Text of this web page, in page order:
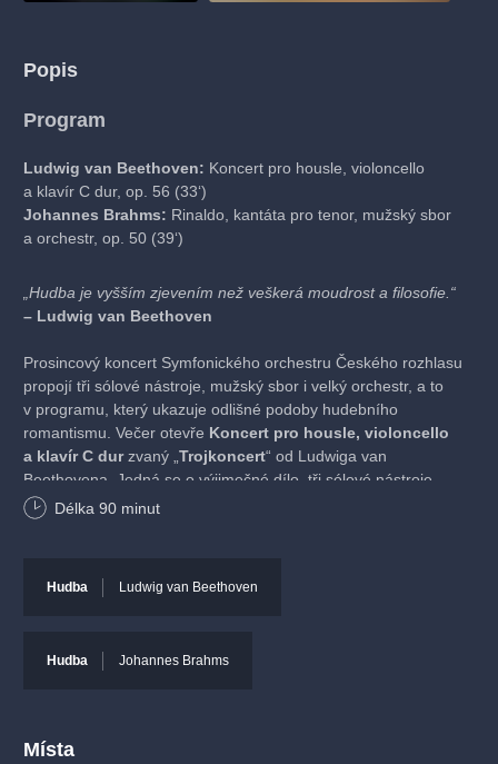
Popis
Program
Ludwig van Beethoven: Koncert pro housle, violoncello
a klavír C dur, op. 56 (33‘)
Johannes Brahms: Rinaldo, kantáta pro tenor, mužský sbor
a orchestr, op. 50 (39‘)
„Hudba je vyšším zjevením než veškerá moudrost a filosofie.“
– Ludwig van Beethoven
Prosincový koncert Symfonického orchestru Českého rozhlasu
propojí tři sólové nástroje, mužský sbor i velký orchestr, a to
v programu, který ukazuje odlišné podoby hudebního
romantismu. Večer otevře Koncert pro housle, violoncello
a klavír C durzvaný „ Trojkoncert“ od Ludwiga van
Beethovena. Jedná se o výjimečné dílo, tři sólové nástroje
v něm vystupují spíše jako komorní soubor v dialogu
Wolfganga Goetha. Příběh rytíře Rinalda, rozpolceného mezi
uváděným Brahmsovým vokálně-symfonickým skladbám vůbec.
Délka 90 minut
Hudba Ludwig van Beethoven
Hudba Johannes Brahms
Místa